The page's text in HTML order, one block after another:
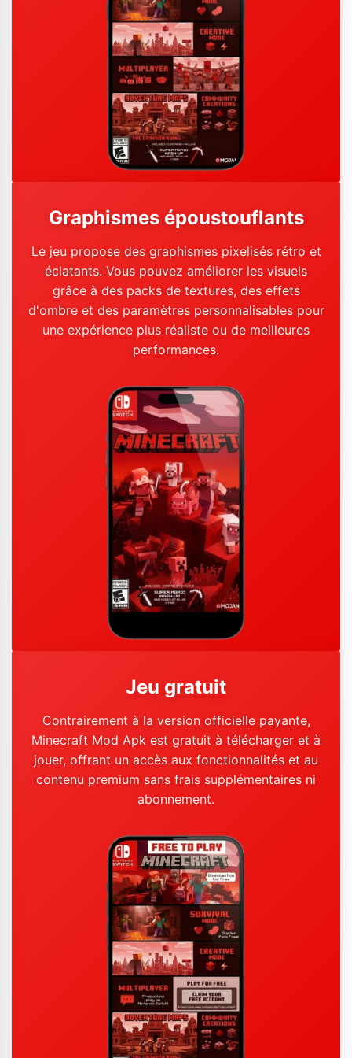
Graphismes époustouflants
Le jeu propose des graphismes pixelisés rétro et
éclatants. Vous pouvez améliorer les visuels
grâce à des packs de textures, des effets
d'ombre et des paramètres personnalisables pour
une expérience plus réaliste ou de meilleures
performances.
Jeu gratuit
Contrairement à la version officielle payante,
Minecraft Mod Apk est gratuit à télécharger et à
jouer, offrant un accès aux fonctionnalités et au
contenu premium sans frais supplémentaires ni
abonnement.